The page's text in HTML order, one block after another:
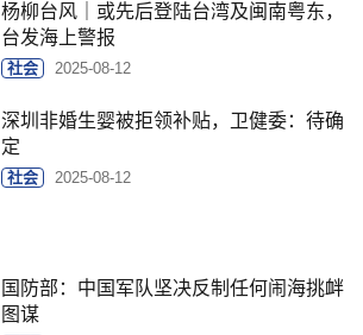
杨柳台风｜或先后登陆台湾及闽南粤东，
台发海上警报
社会 2025-08-12
深圳非婚生婴被拒领补贴，卫健委：待确
定
社会 2025-08-12
国防部：中国军队坚决反制任何闹海挑衅
图谋